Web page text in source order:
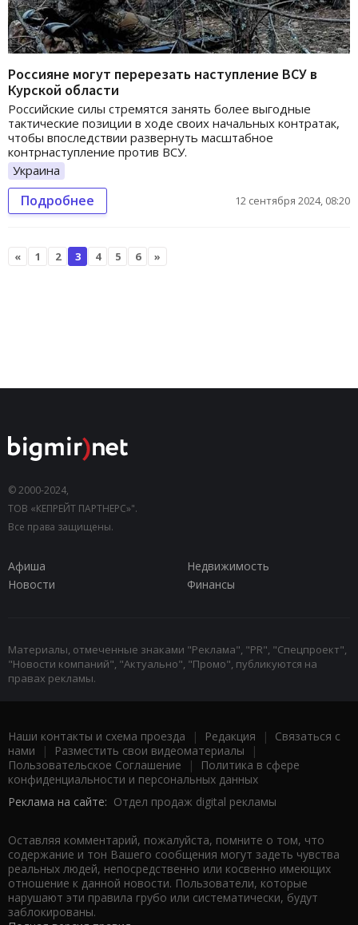
Россияне могут перерезать наступление ВСУ в
Курской области
Российские силы стремятся занять более выгодные
тактические позиции в ходе своих начальных контратак,
чтобы впоследствии развернуть масштабное
контрнаступление против ВСУ.
Украина
Подробнее 12 сентября 2024, 08:20
« 1 2 3 4 5 6 »
© 2000-2024,
ТОВ «КЕПРЕЙТ ПАРТНЕРС»".
Все права защищены.
Афиша
Недвижимость
Новости
Финансы
Материалы, отмеченные знаками "Реклама", "PR", "Спецпроект",
"Новости компаний", "Актуально", "Промо", публикуются на
правах рекламы.
Наши контакты и схема проезда | Редакция | Связаться с
нами | Разместить свои видеоматериалы |
Пользовательское Соглашение |
Политика в сфере
конфиденциальности и персональных данных
Реклама на сайте: Отдел продаж digital рекламы
Оставляя комментарий, пожалуйста, помните о том, что
содержание и тон Вашего сообщения могут задеть чувства
реальных людей, непосредственно или косвенно имеющих
отношение к данной новости. Пользователи, которые
нарушают эти правила грубо или систематически, будут
заблокированы.